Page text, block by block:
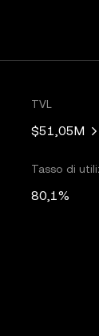
TVL
$51,05M
Tasso di
80,1%